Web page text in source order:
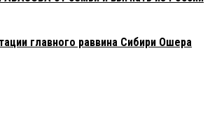
главного раввина Сибири Ошера